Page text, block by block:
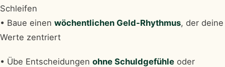
Schleifen
• Baue einen wöchentlichen Geld-Rhythmus, der deine
Werte zentriert
• Übe Entscheidungen ohne Schuldgefühle oder